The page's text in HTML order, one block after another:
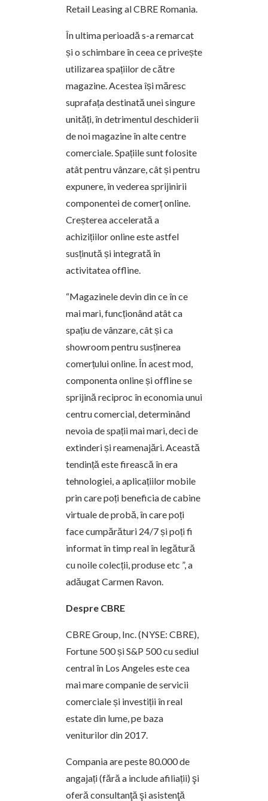
Retail Leasing al CBRE Romania.
În ultima perioadă s-a remarcat
și o schimbare în ceea ce privește
utilizarea spațiilor de către
magazine. Acestea își măresc
suprafața destinată unei singure
unități, în detrimentul deschiderii
de noi magazine în alte centre
comerciale. Spațiile sunt folosite
atât pentru vânzare, cât și pentru
expunere, în vederea sprijinirii
componentei de comerț online.
Creșterea accelerată a
achizițiilor online este astfel
susținută și integrată în
activitatea offline.
“Magazinele devin din ce în ce
mai mari, funcționând atât ca
spațiu de vânzare, cât și ca
showroom pentru susținerea
comerțului online. În acest mod,
componenta online și offline se
sprijină reciproc în economia unui
centru comercial, determinând
nevoia de spații mai mari, deci de
extinderi și reamenajări. Această
tendință este firească în era
tehnologiei, a aplicațiilor mobile
prin care poți beneficia de cabine
virtuale de probă, în care poți
face cumpărături 24/7 și poți fi
informat în timp real în legătură
cu noile colecții, produse etc ”, a
adăugat Carmen Ravon.
Despre CBRE
CBRE Group, Inc. (NYSE: CBRE),
Fortune 500 și S&P 500 cu sediul
central în Los Angeles este cea
mai mare companie de servicii
comerciale și investiții în real
estate din lume, pe baza
veniturilor din 2017.
Compania are peste 80.000 de
angajați (fără a include afiliații) şi
oferă consultanţă şi asistenţă